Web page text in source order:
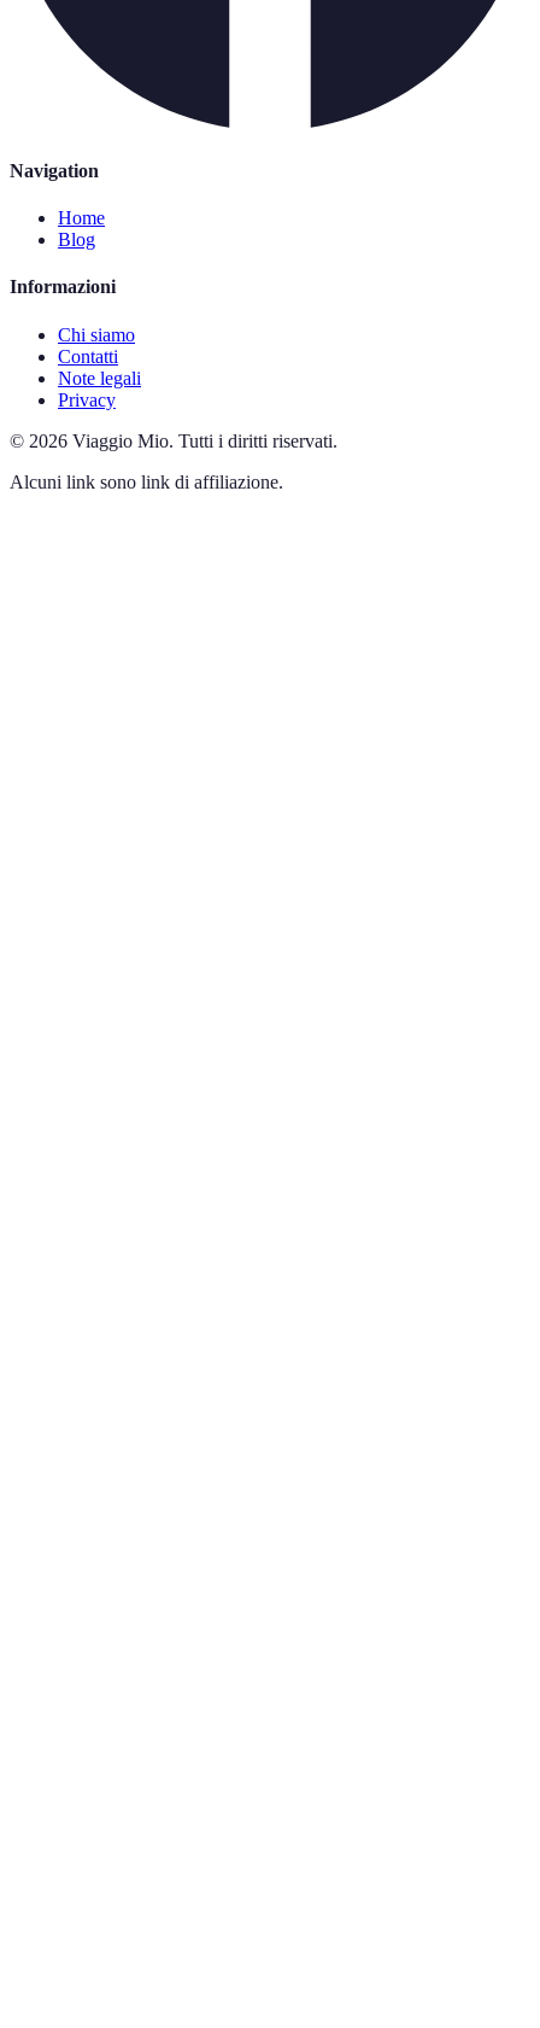
Navigation
Home
Blog
Informazioni
Chi siamo
Contatti
Note legali
Privacy
© 2026 Viaggio Mio. Tutti i diritti riservati.
Alcuni link sono link di affiliazione.